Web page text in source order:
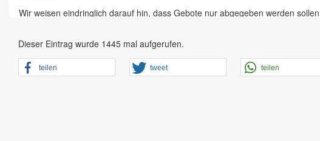
Wir weisen eindringlich darauf hin, dass Gebote nur abgegeben werden
Online Bieter, Bieter bei Vor-Ort-Versteigerungen direkt beim Einlieferer oder
Sämtliche Neueingänge werden sofort online gestellt. Sobald ein Artikel
vorheriger Anmeldung zu besichtigen.
Dieser Eintrag wurde 1445 mal aufgerufen.
teilen tweet teilen